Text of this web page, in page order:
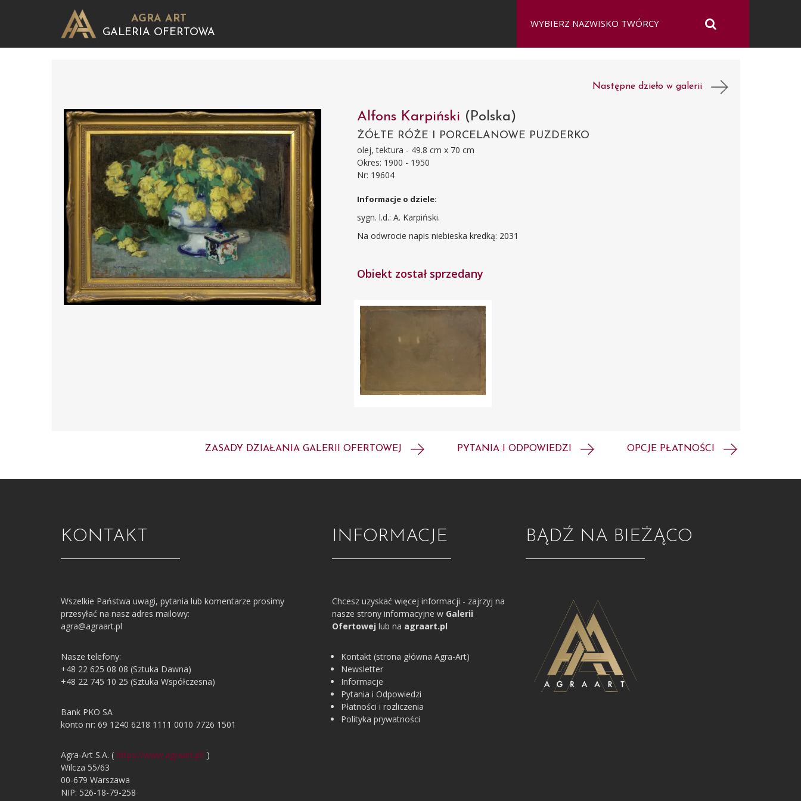
AGRA ART
GALERIA OFERTOWA
Następne dzieło w galerii
Alfons Karpiński (Polska)
ŻÓŁTE RÓŻE I PORCELANOWE PUZDERKO
olej, tektura - 49.8 cm x 70 cm
Okres: 1900 - 1950
Nr: 19604
Informacje o dziele:
sygn. l.d.: A. Karpiński.
Na odwrocie napis niebieska kredką: 2031
Obiekt został sprzedany
ZASADY DZIAŁANIA GALERII OFERTOWEJ PYTANIA I ODPOWIEDZI OPCJE PŁATNOŚCI
BĄDŹ NA BIEŻĄCO
INFORMACJE
Chcesz uzyskać więcej informacji - zajrzyj na
nasze strony informacyjne w Galerii
Ofertowej lub na agraart.pl
Kontakt (strona główna Agra-Art)
Newsletter
Informacje
Pytania i Odpowiedzi
Płatności i rozliczenia
Polityka prywatności
KONTAKT
Wszelkie Państwa uwagi, pytania lub komentarze prosimy
przesyłać na nasz adres mailowy:
agra@agraart.pl
Nasze telefony:
+48 22 625 08 08 (Sztuka Dawna)
+48 22 745 10 25 (Sztuka Współczesna)
Bank PKO SA
konto nr: 69 1240 6218 1111 0010 7726 1501
Agra-Art S.A. ( https://www.agraart.pl/ )
Wilcza 55/63
00-679 Warszawa
NIP: 526-18-79-258